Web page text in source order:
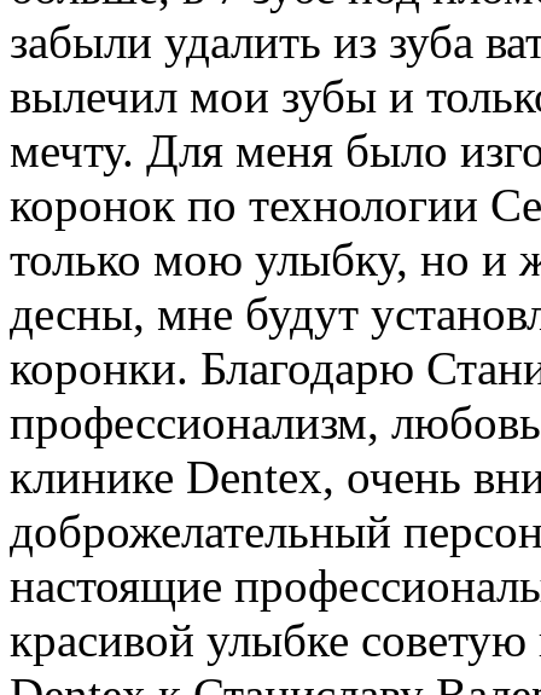
забыли удалить из зуба
вылечил мои зубы и
мечту. Для меня было
коронок по технологии
только мою улыбку, но и
десны, мне будут
коронки. Благодарю
профессионализм,
клинике Dentex, очень
доброжелательный
настоящие
красивой улыбке